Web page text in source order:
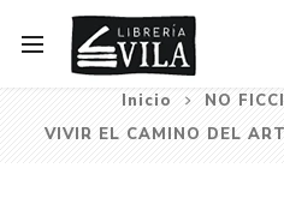
Inicio NO
VIVIR EL CAMINO DEL